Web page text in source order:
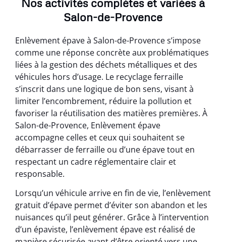
Nos activités complètes et variées à
Salon-de-Provence
Enlèvement épave à Salon-de-Provence s’impose
comme une réponse concrète aux problématiques
liées à la gestion des déchets métalliques et des
véhicules hors d’usage. Le recyclage ferraille
s’inscrit dans une logique de bon sens, visant à
limiter l’encombrement, réduire la pollution et
favoriser la réutilisation des matières premières. À
Salon-de-Provence, Enlèvement épave
accompagne celles et ceux qui souhaitent se
débarrasser de ferraille ou d’une épave tout en
respectant un cadre réglementaire clair et
responsable.
Lorsqu’un véhicule arrive en fin de vie, l’enlèvement
gratuit d’épave permet d’éviter son abandon et les
nuisances qu’il peut générer. Grâce à l’intervention
d’un épaviste, l’enlèvement épave est réalisé de